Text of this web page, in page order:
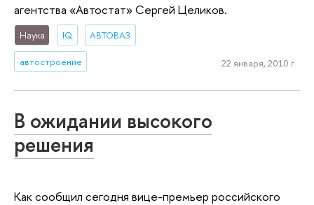
агентства «Автостат» Сергей Целиков.
Наука IQ АВТОВАЗ
автостроение 22 января, 2010 г.
В ожидании высокого
решения
Как сообщил сегодня вице-премьер российского